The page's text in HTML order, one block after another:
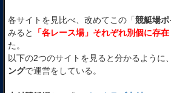
各サイトを見比べ、改めてこの「競艇場ポ
みると
「各レース場」それぞれ別個に存
た。
以下の2つのサイトを見ると分かるように
ングで運営をしている。